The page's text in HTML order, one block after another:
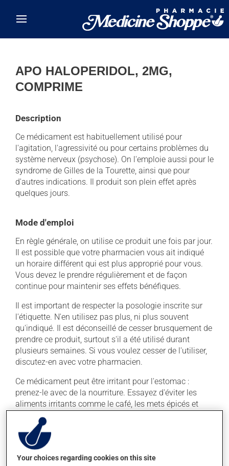
APO HALOPERIDOL, 2MG,
COMPRIME
Description
Ce médicament est habituellement utilisé pour
l'agitation, l'agressivité ou pour certains problèmes du
système nerveux (psychose). On l'emploie aussi pour le
syndrome de Gilles de la Tourette, ainsi que pour
d'autres indications. Il produit son plein effet après
quelques jours.
Mode d'emploi
En règle générale, on utilise ce produit une fois par jour.
Il est possible que votre pharmacien vous ait indiqué
un horaire différent qui est plus approprié pour vous.
Vous devez le prendre régulièrement et de façon
continue pour maintenir ses effets bénéfiques.
Il est important de respecter la posologie inscrite sur
l'étiquette. N'en utilisez pas plus, ni plus souvent
qu'indiqué. Il est déconseillé de cesser brusquement de
prendre ce produit, surtout s'il a été utilisé durant
plusieurs semaines. Si vous voulez cesser de l'utiliser,
discutez-en avec votre pharmacien.
Ce médicament peut être irritant pour l'estomac :
prenez-le avec de la nourriture. Essayez d'éviter les
aliments irritants comme le café, les mets épicés et
l'alcool. La prise d'alcool peut augmenter l'effet de ce
produit. Il est donc recommandé d'éviter de prendre de
l'alcool ou des produits qui en contiennent pendant
que vous utilisez ce médicament.
Your choices regarding cookies on this site